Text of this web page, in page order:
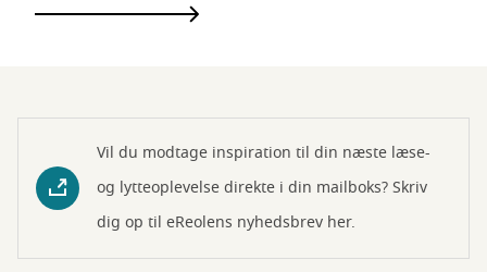
Vil du modtage inspiration til din næste læse-
og lytteoplevelse direkte i din mailboks? Skriv
dig op til eReolens nyhedsbrev her.